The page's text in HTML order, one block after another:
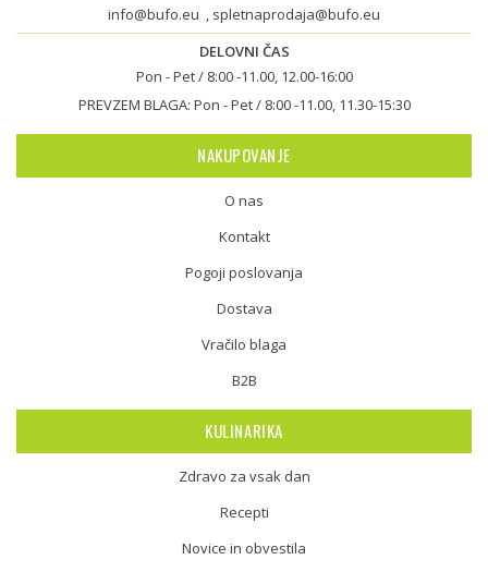
info@bufo.eu , spletnaprodaja@bufo.eu
DELOVNI ČAS
Pon - Pet / 8:00 -11.00, 12.00-16:00
PREVZEM BLAGA: Pon - Pet / 8:00 -11.00, 11.30-15:30
NAKUPOVANJE
O nas
Kontakt
Pogoji poslovanja
Dostava
Vračilo blaga
B2B
KULINARIKA
Zdravo za vsak dan
Recepti
Novice in obvestila